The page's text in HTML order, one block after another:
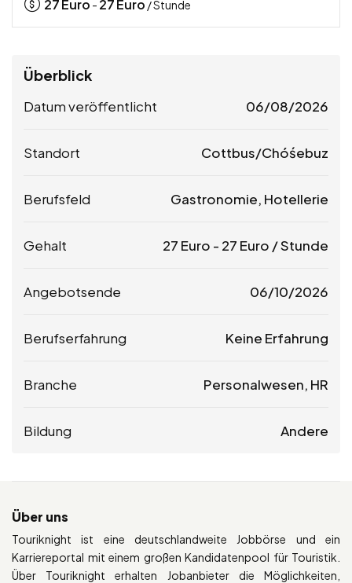
27Euro - 27Euro / Stunde
Überblick
Datum veröffentlicht 06/08/2026
Standort Cottbus/Chóśebuz
Berufsfeld Gastronomie, Hotellerie
Gehalt 27 Euro - 27 Euro / Stunde
Angebotsende 06/10/2026
Berufserfahrung Keine Erfahrung
Branche Personalwesen, HR
Bildung Andere
Über uns
Touriknight ist eine deutschlandweite Jobbörse und ein
Karriereportal mit einem großen Kandidatenpool für Touristik.
Über Touriknight erhalten Jobanbieter die Möglichkeiten,